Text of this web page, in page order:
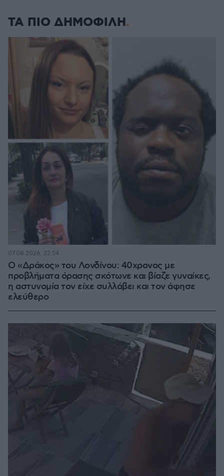
ΤΑ ΠΙΟ ΔΗΜΟΦΙΛΗ
Ο «Δράκος» του Λονδίνου: 40χρονος με
προβλήματα όρασης σκότωνε και βίαζε γυναίκες,
η αστυνομία τον είχε συλλάβει και τον άφησε
ελεύθερο
07.08.2026, 22:54